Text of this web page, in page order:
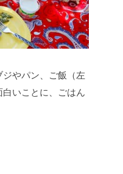
やパン、ご飯（左
いことに、ごはん